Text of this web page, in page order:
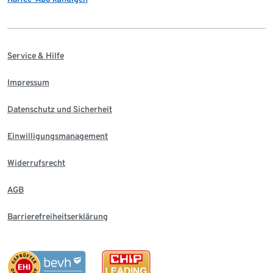
Service & Hilfe
Impressum
Datenschutz und Sicherheit
Einwilligungsmanagement
Widerrufsrecht
AGB
Barrierefreiheitserklärung